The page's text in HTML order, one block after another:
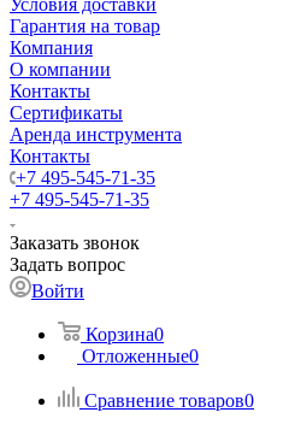
Условия доставки
Гарантия на товар
Компания
О компании
Контакты
Сертификаты
Аренда инструмента
Контакты
+7 495-545-71-35
+7 495-545-71-35
Заказать звонок
Задать вопрос
Войти
Корзина0
Отложенные0
Сравнение товаров0